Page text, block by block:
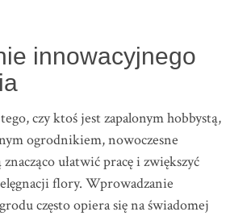
innowacyjnego
czy ktoś jest zapalonym hobbystą,
ogrodnikiem, nowoczesne
ułatwić pracę i zwiększyć
flory. Wprowadzanie
często opiera się na świadomej